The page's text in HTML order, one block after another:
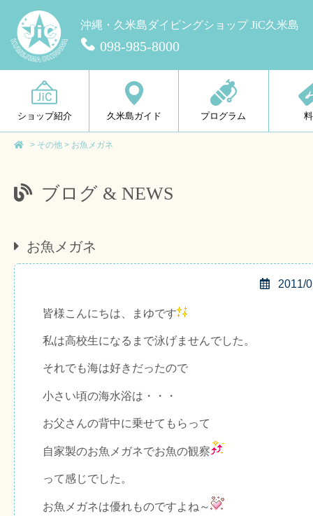
沖縄・久米島ダイビングショップ JiC久米島
098-985-8000
ショップ紹介 久米島ガイド プログラム
> その他 > お魚メガネ
ブログ & NEWS
お魚メガネ
2011/
皆様こんにちは、まゆです
私は高校生になるまで泳げませんでした。
それでも海は好きだったので
小さい頃の海水浴は・・・
お父さんの背中に乗せてもらって
自家製のお魚メガネでお魚の観察
って感じでした。
お魚メガネは優れものですよね～